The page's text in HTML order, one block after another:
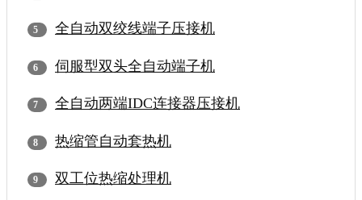
全自动双绞线端子压接机
伺服型双头全自动端子机
全自动两端IDC连接器压接机
热缩管自动套热机
双工位热缩处理机